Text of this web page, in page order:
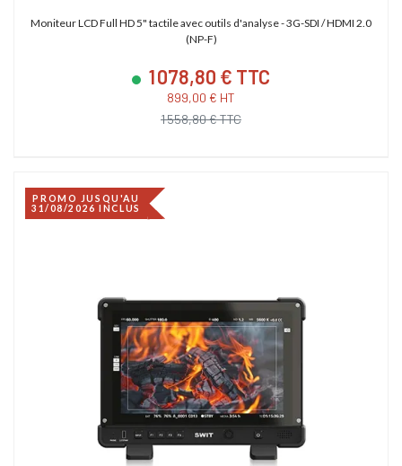
Moniteur LCD Full HD 5" tactile avec outils d'analyse - 3G-SDI / HDMI 2.0
(NP-F)
1 078,80 € TTC
899,00 € HT
1 558,80 € TTC
PROMO JUSQU'AU
31/08/2026 INCLUS